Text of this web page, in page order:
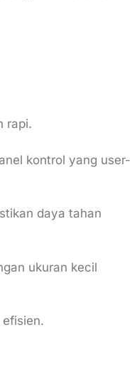
rapi.
kontrol yang user-
daya tahan
ukuran kecil